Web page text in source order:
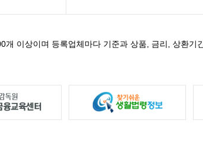
개 이상이며 등록업체마다 기준과 상품, 금리, 상환기